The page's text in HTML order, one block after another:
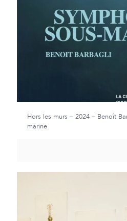
Hors les murs – 2024 – Benoît
marine